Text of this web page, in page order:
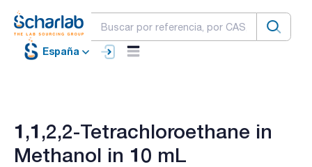
España
1,1,2,2-Tetrachloroethane in
Methanol in 10 mL